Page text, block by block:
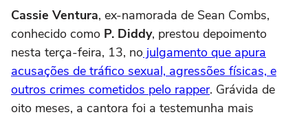
Cassie Ventura, ex-namorada de Sean Combs,
conhecido como P. Diddy, prestou depoimento
nesta terça-feira, 13, no julgamento que apura
acusações de tráfico sexual, agressões físicas, e
outros crimes cometidos pelo rapper. Grávida de
oito meses, a cantora foi a testemunha mais